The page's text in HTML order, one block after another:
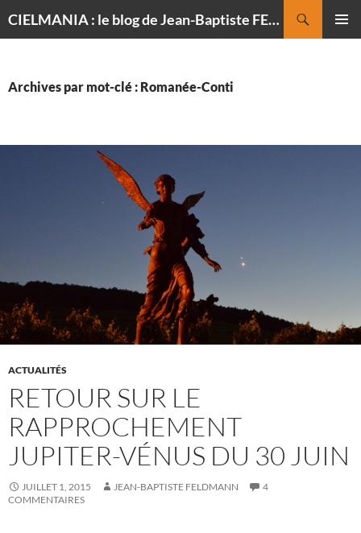
CIELMANIA : le blog de Jean-Baptiste FELDMANN, photographe du ciel
Archives par mot-clé : Romanée-Conti
ACTUALITÉS
RETOUR SUR LE
RAPPROCHEMENT
JUPITER-VÉNUS DU 30 JUIN
JUILLET 1, 2015 JEAN-BAPTISTE FELDMANN
4
COMMENTAIRES